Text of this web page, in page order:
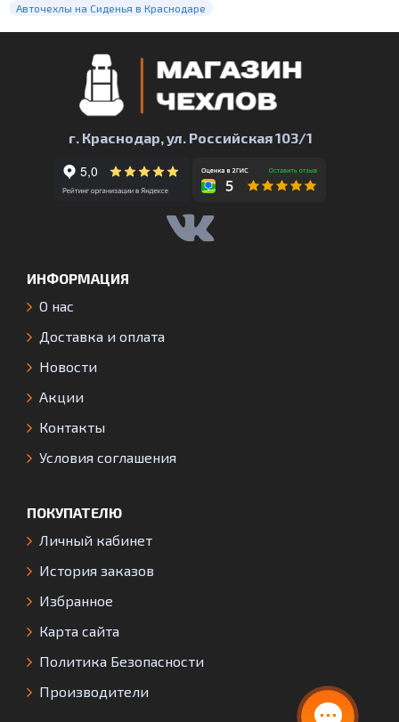
Авточехлы на Сиденья в Краснодаре
г. Краснодар, ул. Российская 103/1
ИНФОРМАЦИЯ
О нас
Доставка и оплата
Новости
Акции
Контакты
Условия соглашения
ПОКУПАТЕЛЮ
Личный кабинет
История заказов
Избранное
Карта сайта
Политика Безопасности
Производители